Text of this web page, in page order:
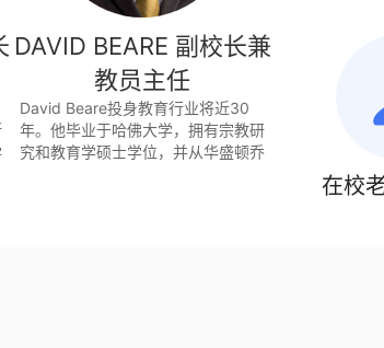
在校
DAVID BEARE 副校长兼
教员主任
David Beare投身教育行业将近30
年。他毕业于哈佛大学，拥有宗教研
究和教育学硕士学位，并从华盛顿乔
周惠卿女士曾
立学校系统内
验。周女士不
郡教育办公室